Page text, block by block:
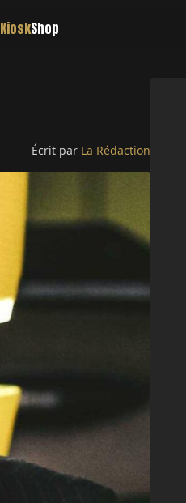
KioskShop
Écrit par La Rédaction